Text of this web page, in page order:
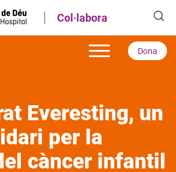
Col·labora
Dona
Everesting, un
per la
càncer infantil